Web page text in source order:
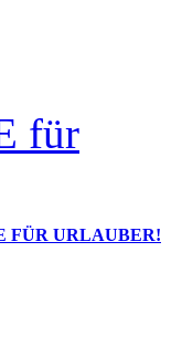
FÜR URLAUBER!